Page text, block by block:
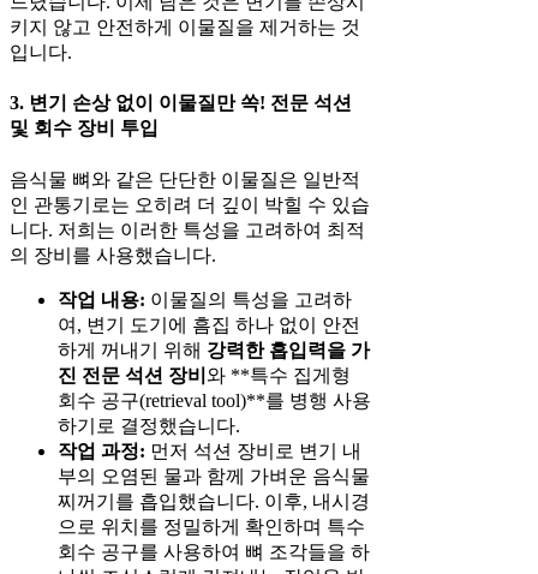
키지 않고 안전하게 이물질을 제거하는 것
입니다.
3. 변기 손상 없이 이물질만 쏙! 전문 석션
및 회수 장비 투입
음식물 뼈와 같은 단단한 이물질은 일반적
인 관통기로는 오히려 더 깊이 박힐 수 있습
니다. 저희는 이러한 특성을 고려하여 최적
의 장비를 사용했습니다.
작업 내용: 이물질의 특성을 고려하
여, 변기 도기에 흠집 하나 없이 안전
하게 꺼내기 위해 강력한 흡입력을 가
진 전문 석션 장비 와 **특수 집게형
회수 공구(retrieval tool)**를 병행 사용
하기로 결정했습니다.
작업 과정: 먼저 석션 장비로 변기 내
부의 오염된 물과 함께 가벼운 음식물
찌꺼기를 흡입했습니다. 이후, 내시경
으로 위치를 정밀하게 확인하며 특수
회수 공구를 사용하여 뼈 조각들을 하